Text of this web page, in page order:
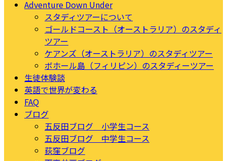
Adventure Down Under
スタディツアーについて
ゴールドコースト（オーストラリア）のスタディ
ツアー
ケアンズ（オーストラリア）のスタディツアー
ボホール島（フィリピン）のスタディーツアー
生徒体験談
英語で世界が変わる
FAQ
ブログ
五反田ブログ 小学生コース
五反田ブログ 中学生コース
荻窪ブログ